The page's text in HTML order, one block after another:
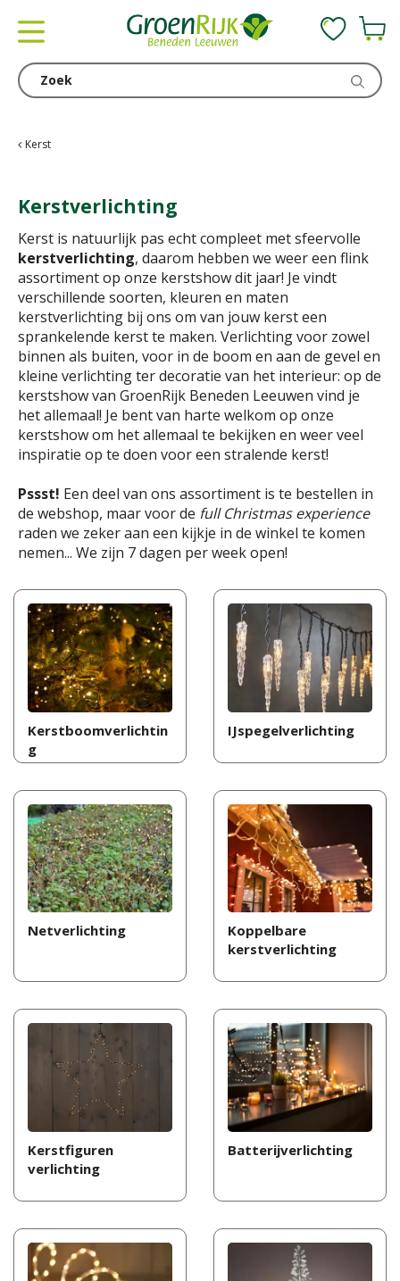
Kerst
Kerstverlichting
Kerst is natuurlijk pas echt compleet met sfeervolle
kerstverlichting, daarom hebben we weer een flink
assortiment op onze kerstshow dit jaar! Je vindt
verschillende soorten, kleuren en maten
kerstverlichting bij ons om van jouw kerst een
sprankelende kerst te maken. Verlichting voor zowel
binnen als buiten, voor in de boom en aan de gevel en
kleine verlichting ter decoratie van het interieur: op de
kerstshow van GroenRijk Beneden Leeuwen vind je
het allemaal! Je bent van harte welkom op onze
kerstshow om het allemaal te bekijken en weer veel
inspiratie op te doen voor een stralende kerst!
Pssst! Een deel van ons assortiment is te bestellen in
de webshop, maar voor de full Christmas experience
raden we zeker aan een kijkje in de winkel te komen
nemen... We zijn 7 dagen per week open!
Kerstboomverlichtin
g
IJspegelverlichting
Netverlichting
Koppelbare
kerstverlichting
Kerstfiguren
verlichting
Batterijverlichting